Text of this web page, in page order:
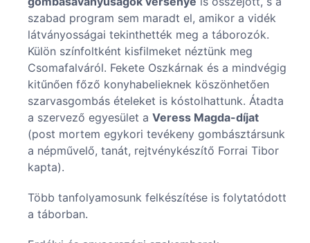
szabad program sem maradt el, amikor a vidék
látványosságai tekinthették meg a táborozók.
Külön színfoltként kisfilmeket néztünk meg
Csomafalváról. Fekete Oszkárnak és a mindvégig
kitűnően főző konyhabelieknek köszönhetően
szarvasgombás ételeket is kóstolhattunk. Átadta
a szervező egyesület a Veress Magda-díjat
(post mortem egykori tevékeny gombásztársunk
a népművelő, tanát, rejtvénykészítő Forrai Tibor
kapta).
Több tanfolyamosunk felkészítése is folytatódott
a táborban.